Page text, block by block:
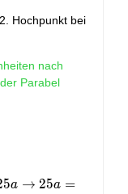
Hochpunkt bei
nach
Parabel
5a → 25a =